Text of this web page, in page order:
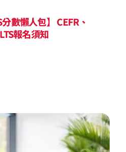
數懶人包】 CEFR、
報名須知